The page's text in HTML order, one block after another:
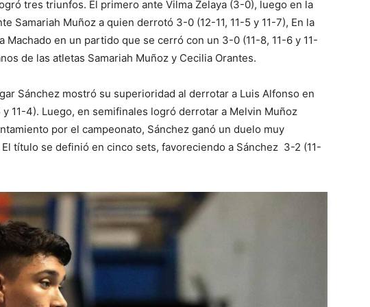
tres triunfos. El primero ante Vilma Zelaya (3-0), luego en la
Samariah Muñoz a quien derrotó 3-0 (12-11, 11-5 y 11-7), En la
Machado en un partido que se cerró con un 3-0 (11-8, 11-6 y 11-
de las atletas Samariah Muñoz y Cecilia Orantes.
Sánchez mostró su superioridad al derrotar a Luis Alfonso en
11-4). Luego, en semifinales logró derrotar a Melvin Muñoz
por el campeonato, Sánchez ganó un duelo muy
título se definió en cinco sets, favoreciendo a Sánchez 3-2 (11-